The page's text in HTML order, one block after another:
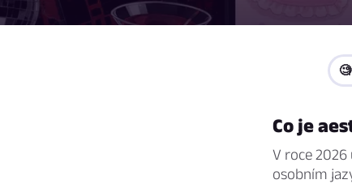
Co je
V roce
osobním